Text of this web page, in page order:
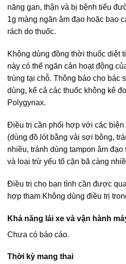
năng gan, thận và bị bệnh tiểu
1g màng ngăn âm đạo hoặc bao
rách do thuốc.
Không dùng đồng thời thuốc diệt
này có thể ngăn cản hoạt động
trùng tại chỗ. Thông báo cho bác
dùng, kể cả các thuốc không kê
Polygynax.
Điều trị cần phối hợp với các biện
(dùng đồ lót bằng vải sợi bông,
nhiều, tránh dùng tampon âm
và loại trừ yếu tố cặn bã càng
Điều trị cho bạn tình cần được
hợp tham Không dùng điều trị
Khả năng lái xe và vận hành
Chưa có báo cáo.
Thời kỳ mang thai